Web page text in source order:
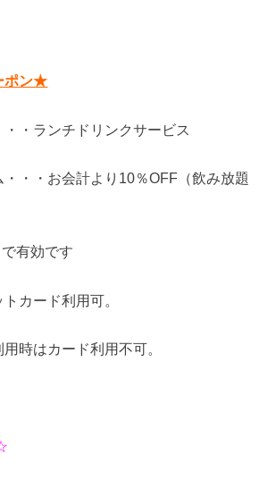
ポン★
・・ランチドリンクサービス
・・・お会計より10％OFF（飲み放題
有効です
カード利用可。
時はカード利用不可。